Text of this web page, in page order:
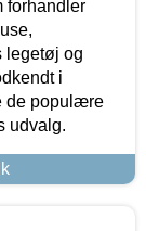
forhandler
legetøj og
i
de populære
udvalg.